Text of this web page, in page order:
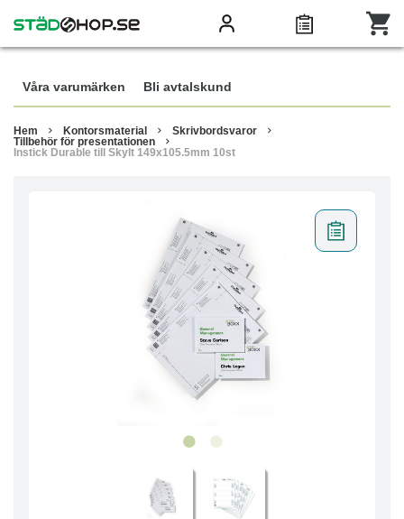
Våra varumärken Bli avtalskund
Hem Kontorsmaterial
Skrivbordsvaror
Tillbehör för presentationen
Instick Durable till Skylt 149x105.5mm 10st